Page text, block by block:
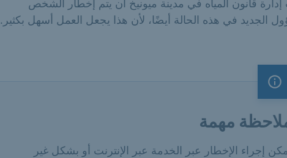
الجديد في هذه الحالة أيضًا، لأن هذا يجعل العمل أسهل بكثير.
ملاحظة مهمة
مهمة
إجراء الإخطار عبر الخدمة عبر الإنترنت أو بشكل غير